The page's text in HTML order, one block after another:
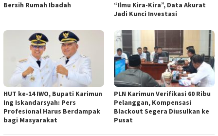
Bersih Rumah Ibadah
“Ilmu Kira-Kira”, Data Akurat
Jadi Kunci Investasi
HUT ke-14 IWO, Bupati Karimun
Ing Iskandarsyah: Pers
Profesional Harus Berdampak
bagi Masyarakat
PLN Karimun Verifikasi 60 Ribu
Pelanggan, Kompensasi
Blackout Segera Diusulkan ke
Pusat